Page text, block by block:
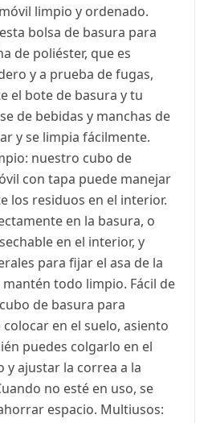
limpio y ordenado.
bolsa de basura para
de poliéster, que es
y a prueba de fugas,
el bote de basura y tu
de bebidas y manchas de
y se limpia fácilmente.
nuestro cubo de
con tapa puede manejar
los residuos en el interior.
en la basura, o
en el interior, y
para fijar el asa de la
todo limpio. Fácil de
de basura para
en el suelo, asiento
puedes colgarlo en el
y ajustar la correa a la
no esté en uso, se
espacio. Multiusos: